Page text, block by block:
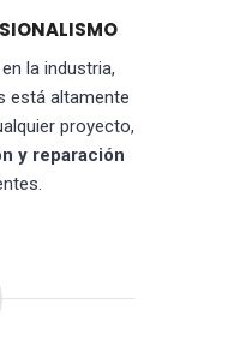
la industria,
está altamente
proyecto,
y reparación